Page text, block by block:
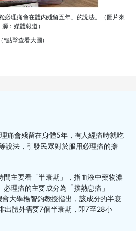
必理痛會在體內殘留五年」的說法。（圖片來
源：媒體報道）
（*點擊查看大圖）
痛會殘留在身體5年，有人經痛時就吃
說法，引發民眾對於服用必理痛的擔
間主要看「半衰期」，指血液中藥物濃
理痛的主要成分為「撲熱息痛」
會大學楊智鈞教授指出，該成分的半衰
出體外需要7個半衰期，即7至28小